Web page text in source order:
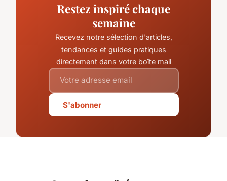
Restez inspiré chaque
semaine
Recevez notre sélection d'articles,
tendances et guides pratiques
directement dans votre boîte mail
S'abonner